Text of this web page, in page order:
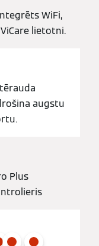
WiFi,
lietotni.
augstu
Plus